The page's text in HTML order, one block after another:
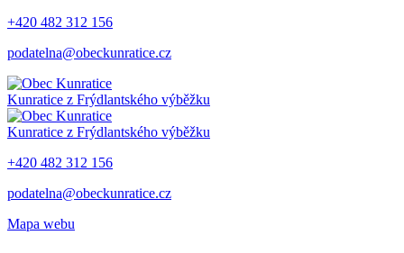
+420 482 312 156
podatelna@obeckunratice.cz
Kunratice z Frýdlantského výběžku
Kunratice z Frýdlantského výběžku
+420 482 312 156
podatelna@obeckunratice.cz
Mapa webu